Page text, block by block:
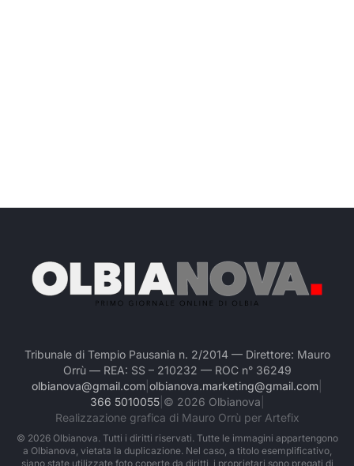
Tribunale di Tempio Pausania n. 2/2014 — Direttore: Mauro
Orrù — REA: SS – 210232 — ROC n° 36249
olbianova@gmail.com olbianova.marketing@gmail.com
366 5010055| © 2026 Olbianova
Realizzazione grafica di Mauro Orrù per Artefix
© 2026Olbianova. Tutti i diritti riservati. Tutte le immagini appartengono
a Olbianova, vietata la duplicazione. Nel caso, a titolo esemplificativo,
siano state utilizzate foto coperte da diritti, i proprietari sono pregati di